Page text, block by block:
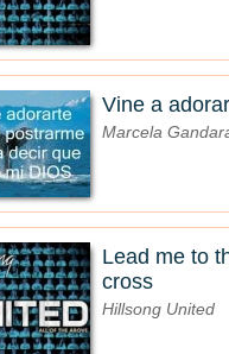
Vine a
Marcela
Lead me to
cross
Hillsong United